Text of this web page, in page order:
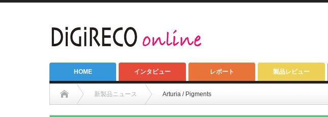
HOME インタビュー レポート 製品レビュー
新製品ニュース Arturia / Pigments